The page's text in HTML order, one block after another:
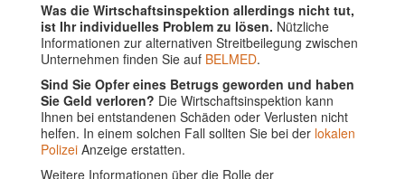
Was die Wirtschaftsinspektion allerdings nicht tut,
ist Ihr individuelles Problem zu lösen. Nützliche
Informationen zur alternativen Streitbeilegung zwischen
Unternehmen finden Sie auf BELMED.
Sind Sie Opfer eines Betrugs geworden und haben
Sie Geld verloren? Die Wirtschaftsinspektion kann
Ihnen bei entstandenen Schäden oder Verlusten nicht
helfen. In einem solchen Fall sollten Sie bei der lokalen
Polizei Anzeige erstatten.
Weitere Informationen über die Rolle der